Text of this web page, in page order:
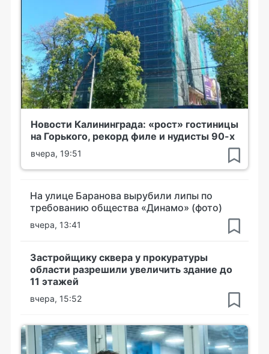
Новости Калининграда: «рост» гостиницы
на Горького, рекорд филе и нудисты 90-х
вчера, 19:51
На улице Баранова вырубили липы по
требованию общества «Динамо» (фото)
вчера, 13:41
Застройщику сквера у прокуратуры
области разрешили увеличить здание до
11 этажей
вчера, 15:52